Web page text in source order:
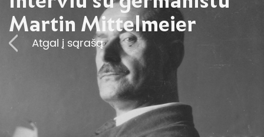
Martin Mittelmeier
Atgal į sąrašą